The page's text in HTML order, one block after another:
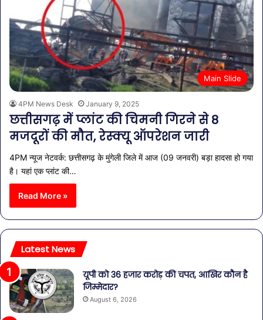
Main Slide
4PM News Desk January 9, 2025
छत्तीसगढ़ में प्लांट की चिमनी गिरने से 8
मजदूरों की मौत, रेस्क्यू ऑपरेशन जारी
4PM न्यूज नेटवर्क: छत्तीसगढ़ के मुंगेली जिले में आज (09 जनवरी) बड़ा हादसा हो गया
है। यहां एक प्लांट की…
Read More »
Latest News
यूपी को 36 हजार करोड़ की चपत, आखिर कौन है
जिम्मेदार?
August 6, 2026